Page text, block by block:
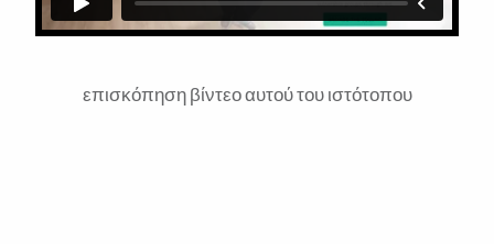
επισκόπηση βίντεο αυτού του ιστότοπου